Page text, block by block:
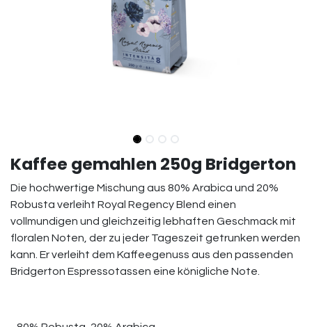
Kaffee gemahlen 250g Bridgerton
Die hochwertige Mischung aus 80% Arabica und 20%
Robusta verleiht Royal Regency Blend einen
vollmundigen und gleichzeitig lebhaften Geschmack mit
floralen Noten, der zu jeder Tageszeit getrunken werden
kann. Er verleiht dem Kaffeegenuss aus den passenden
Bridgerton Espressotassen eine königliche Note.